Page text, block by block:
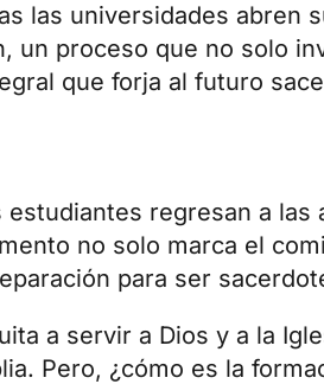
las universidades abren
un proceso que no solo
que forja al futuro
regresan a las
no solo marca el
para ser
a servir a Dios y a la
Pero, ¿cómo es la